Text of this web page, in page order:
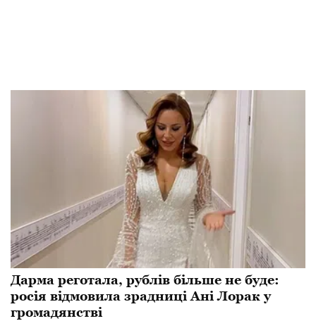
Дарма реготала, рублів більше не буде:
росія відмовила зрадниці Ані Лорак у
громадянстві